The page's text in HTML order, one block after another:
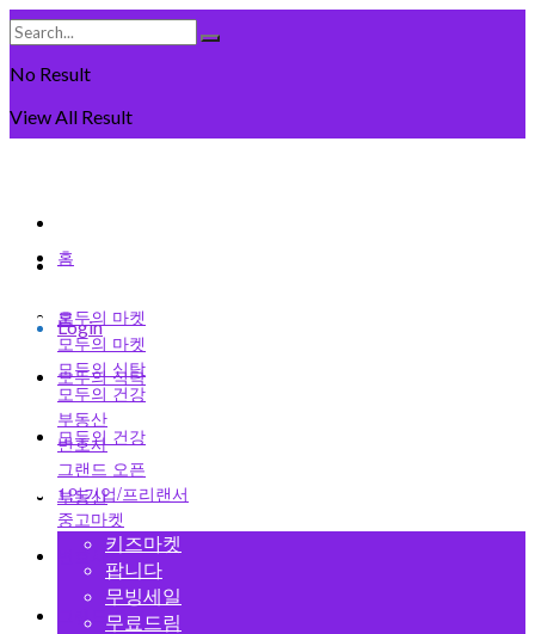
No Result
View All Result
로그인
Login
홈
모두의 마켓
모두의 식탁
모두의 건강
부동산
변호사
그랜드 오픈
홈
모두의 마켓
모두의 식탁
모두의 건강
부동산
변호사
그랜드 오픈
1인기업/프리랜서
중고마켓
키즈마켓
팝니다
무빙세일
무료드림